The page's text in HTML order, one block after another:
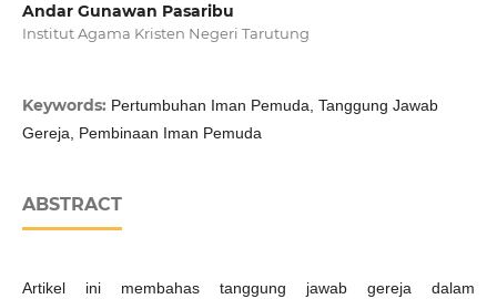
Andar Gunawan Pasaribu
Institut Agama Kristen Negeri Tarutung
Keywords: Pertumbuhan Iman Pemuda, Tanggung Jawab
Gereja, Pembinaan Iman Pemuda
ABSTRACT
Artikel ini membahas tanggung jawab gereja dalam